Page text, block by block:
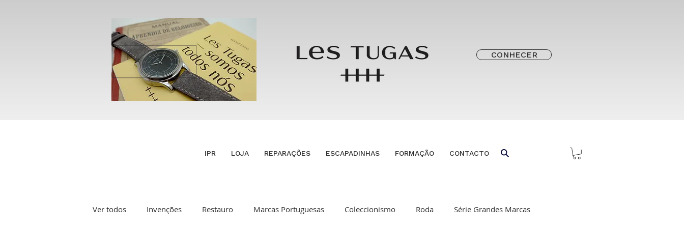
CONHECER
IPR LOJA REPARAÇÕES ESCAPADINHAS FORMAÇÃO CONTACTO
Ver todos Invenções Restauro Marcas Portuguesas Coleccionismo Roda Série Grandes Marcas